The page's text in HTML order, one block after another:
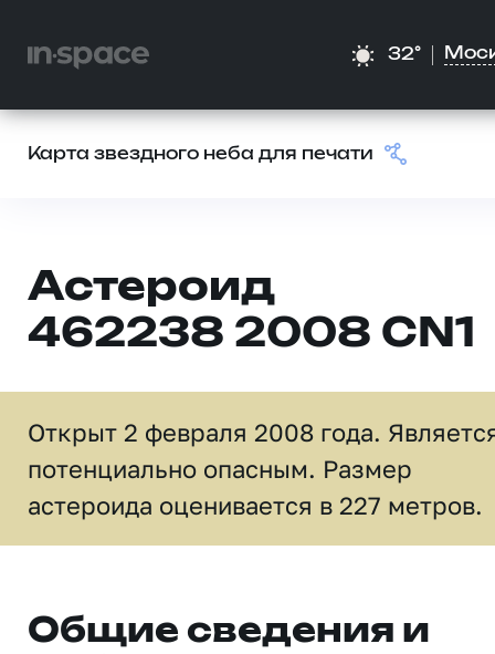
32°
Карта звездного неба для печати
Астероид
462238 2008 CN1
Открыт 2 февраля 2008 года.
потенциально опасным. Размер
астероида оценивается в 227 метров.
Общие сведения и